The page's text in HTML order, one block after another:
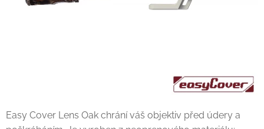
Easy Cover Lens Oak chrání váš objektiv před údery a